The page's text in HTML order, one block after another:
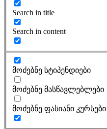
Search in title
Search in content
მოძებნე სტიპენდიები
მოძებნე მასწავლებლები
მოძებნე ფასიანი კურსები